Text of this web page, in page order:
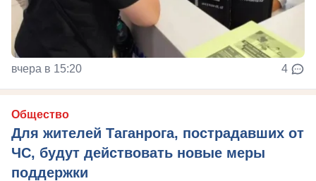
вчера в 15:20 4
Общество
Для жителей Таганрога, пострадавших от
ЧС, будут действовать новые меры
поддержки